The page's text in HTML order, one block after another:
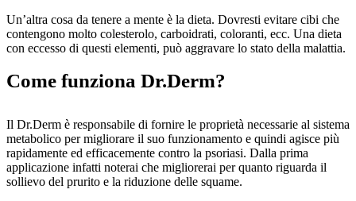
Un’altra cosa da tenere a mente è la dieta. Dovresti evitare cibi che
contengono molto colesterolo, carboidrati, coloranti, ecc. Una dieta
con eccesso di questi elementi, può aggravare lo stato della malattia.
Come funziona Dr.Derm?
Il Dr.Derm è responsabile di fornire le proprietà necessarie al sistema
metabolico per migliorare il suo funzionamento e quindi agisce più
rapidamente ed efficacemente contro la psoriasi. Dalla prima
applicazione infatti noterai che migliorerai per quanto riguarda il
sollievo del prurito e la riduzione delle squame.